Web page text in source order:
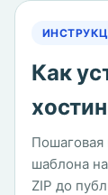
Как
Пошаговая
шаблона
ZIP до